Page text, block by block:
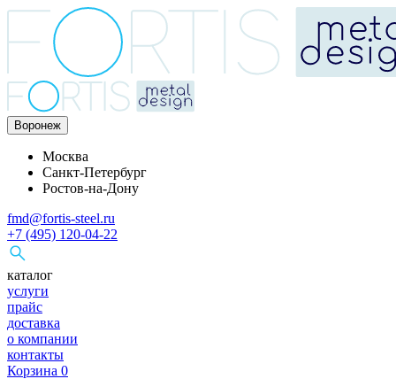
Воронеж
Москва
Санкт-Петербург
Ростов-на-Дону
fmd@fortis-steel.ru
+7 (495) 120-04-22
каталог
услуги
прайс
доставка
о компании
контакты
Корзина 0